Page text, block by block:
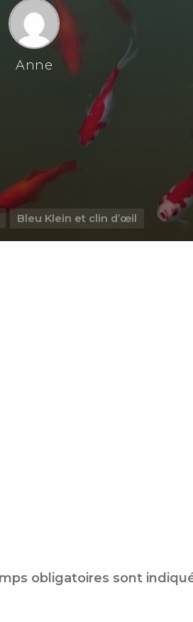
Anne
Bleu Klein et clin d’œil
obligatoires sont